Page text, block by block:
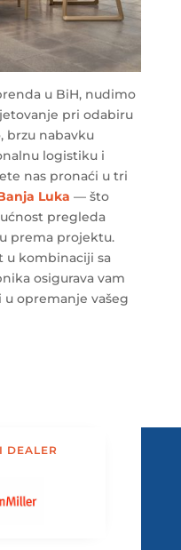
u BiH, nudimo
pri odabiru
brzu nabavku
logistiku i
nas pronaći u tri
Luka — što
pregleda
prema projektu.
u kombinaciji sa
osigurava vam
opremanje vašeg
DEALER